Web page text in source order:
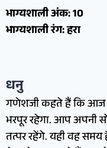
भाग्यशाली अंक: 10
भाग्यशाली रंग: हरा
धनु
गणेशजी कहते हैं कि आज
भरपूर रहेगा. आप अपनी
तत्पर रहेंगे. यही वह